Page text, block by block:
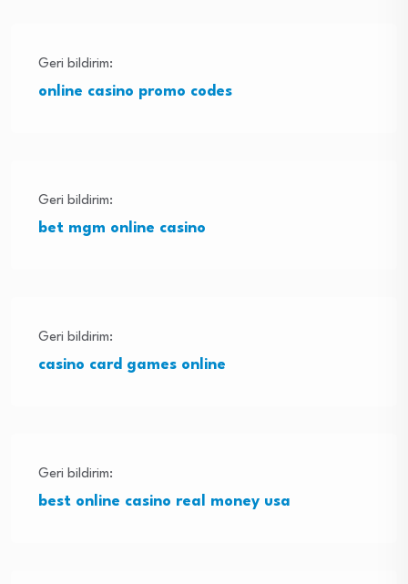
Geri bildirim:
online casino promo codes
Geri bildirim:
bet mgm online casino
Geri bildirim:
casino card games online
Geri bildirim:
best online casino real money usa